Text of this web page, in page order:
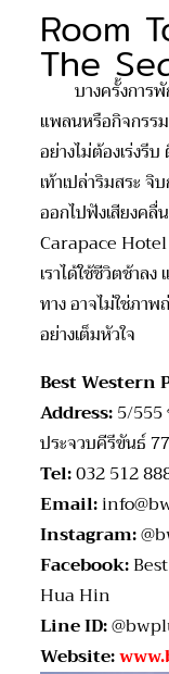
Room
The
บางครั้งการพั
แพลนหรือกิจกรร
อย่างไม่ต้องเร่งรี
เท้าเปล่าริมสระ
ออกไปฟังเสียงคลื่
Carapace
เราได้ใช้ชีวิตช้าล
ทาง อาจไม่ใช่ภา
อย่างเต็มหัวใจ
Best Western
Address:5/555
ประจวบคีรีขันธ์
Tel:032 512
Email:
Instagram:
Facebook:
Hua Hin
Line ID:
Website: